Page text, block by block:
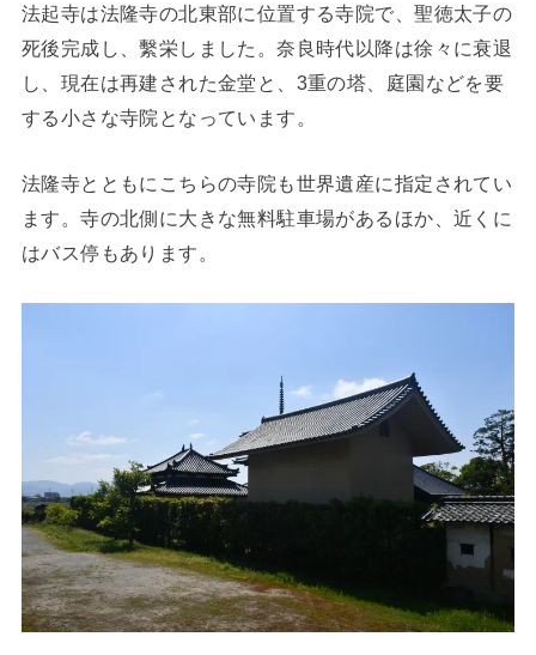
法起寺は法隆寺の北東部に位置する寺院で、聖徳太子の
死後完成し、繫栄しました。奈良時代以降は徐々に衰退
し、現在は再建された金堂と、3重の塔、庭園などを要
する小さな寺院となっています。
法隆寺とともにこちらの寺院も世界遺産に指定されてい
ます。寺の北側に大きな無料駐車場があるほか、近くに
はバス停もあります。